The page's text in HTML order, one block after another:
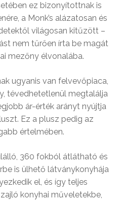
ez bizonyítottnak is
a Monk’s alázatosan és
világosan kitűzött –
nem tűrően írta be magát
mezőny élvonalába.
ugyanis van felvevőpiaca,
tévedhetetlenül megtalálja
ár-érték arányt nyújtja
Ez a plusz pedig az
értelmében.
360 fokból átlátható és
is ülhető látványkonyhája
el, és így teljes
konyhai műveletekbe,